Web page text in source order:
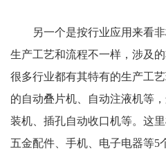
另一个是按行业应用来看
生产工艺和流程不一样，涉及
很多行业都有其特有的生产工
的自动叠片机、自动注液机等
装机、插孔自动收口机等。这
五金配件、手机、电子电器等5